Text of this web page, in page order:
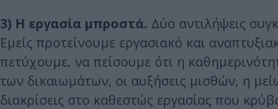
3) Η εργασία μπροστά. Δύο αντιλήψεις
Εμείς προτείνουμε εργασιακό και
πετύχουμε, να πείσουμε ότι η
των δικαιωμάτων, οι αυξήσεις μισθών, η
διακρίσεις στο καθεστώς εργασίας που